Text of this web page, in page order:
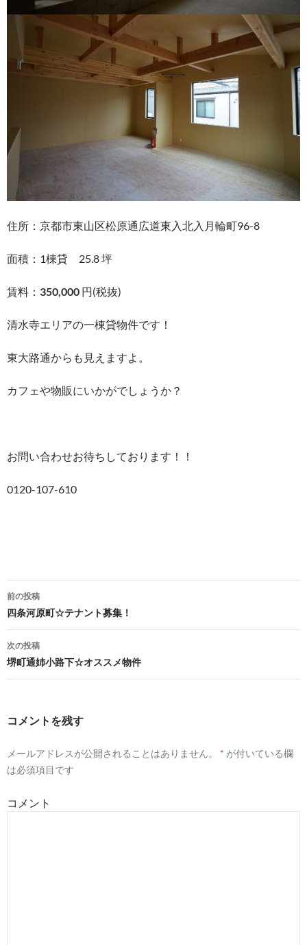
住所：京都市東山区松原通広道東入北入月輪町96-8
面積：1棟貸 25.8 坪
賃料： 350,000 円(税抜)
清水寺エリアの一棟貸物件です！
東大路通からも見えますよ。
カフェや物販にいかがでしょうか？
お問い合わせお待ちしております！！
0120-107-610
投
稿
ナ
ゲ
ー
シ
ン
前の投稿
四条河原町☆テナント募集！
次の投稿
堺町通姉小路下☆オススメ物件
コメントを残す
メールアドレスが公開されることはありません。 * が付いている欄
は必須項目です
コメント